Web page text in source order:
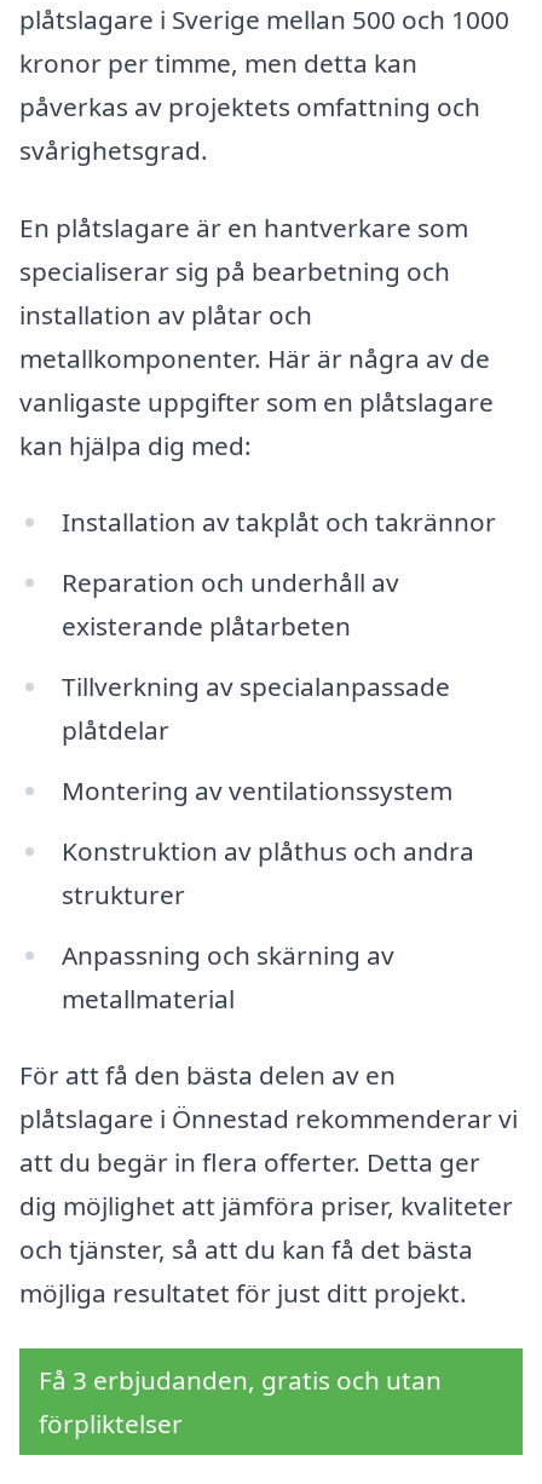
plåtslagare i Sverige mellan 500 och 1000
kronor per timme, men detta kan
påverkas av projektets omfattning och
svårighetsgrad.
En plåtslagare är en hantverkare som
specialiserar sig på bearbetning och
installation av plåtar och
metallkomponenter. Här är några av de
vanligaste uppgifter som en plåtslagare
kan hjälpa dig med:
Installation av takplåt och takrännor
Reparation och underhåll av
existerande plåtarbeten
Tillverkning av specialanpassade
plåtdelar
Montering av ventilationssystem
Konstruktion av plåthus och andra
strukturer
Anpassning och skärning av
metallmaterial
För att få den bästa delen av en
plåtslagare i Önnestad rekommenderar vi
att du begär in flera offerter. Detta ger
dig möjlighet att jämföra priser, kvaliteter
och tjänster, så att du kan få det bästa
möjliga resultatet för just ditt projekt.
Få 3 erbjudanden, gratis och utan
förpliktelser